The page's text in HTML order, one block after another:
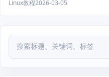
Linux教程2026-03-05